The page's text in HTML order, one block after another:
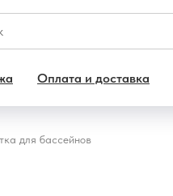
Оплата и доставка
для бассейнов